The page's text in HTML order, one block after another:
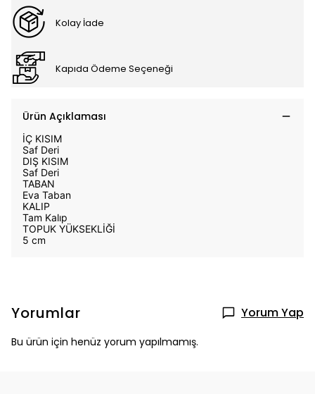
Kolay İade
Kapıda Ödeme Seçeneği
Ürün Açıklaması
İÇ KISIM
Saf Deri
DIŞ KISIM
Saf Deri
TABAN
Eva Taban
KALIP
Tam Kalıp
TOPUK YÜKSEKLİĞİ
5 cm
Yorumlar Yorum Yap
Bu ürün için henüz yorum yapılmamış.